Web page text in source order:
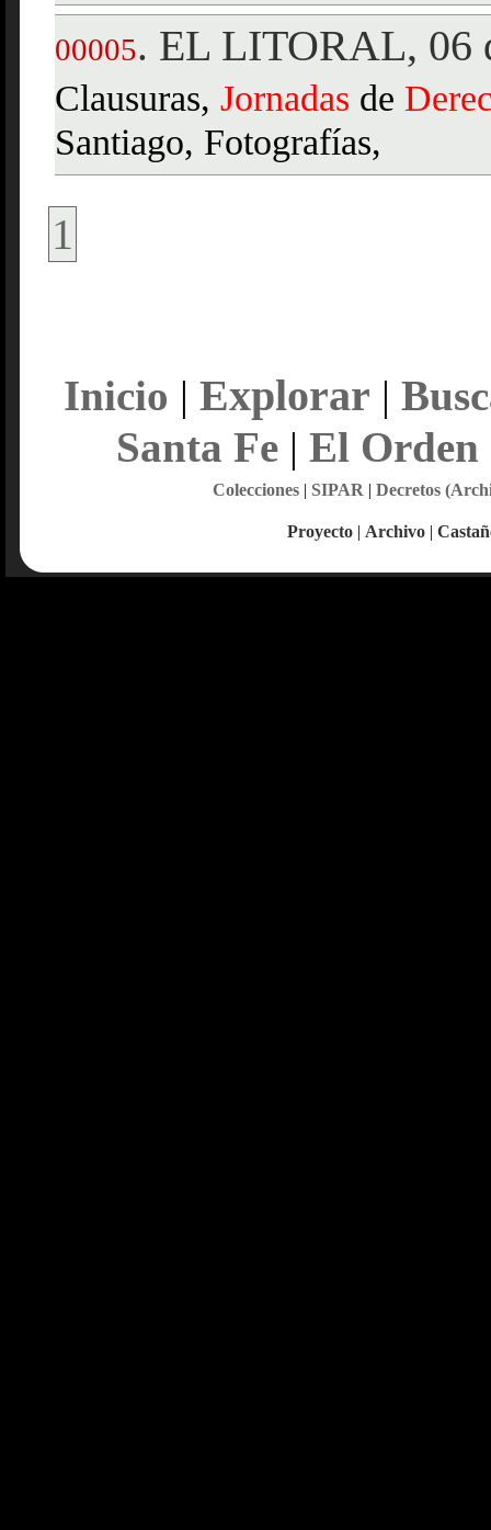
00005. EL LITORAL, 06
Clausuras, Jornadas de
Santiago, Fotografías,
1
Inicio | Explorar |
Santa Fe| El Orden
Colecciones| SIPAR | Decretos
Proyecto | Archivo |